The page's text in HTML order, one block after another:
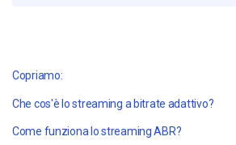
Copriamo:
Che cos'è lo streaming a bitrate adattivo?
Come funziona lo streaming ABR?